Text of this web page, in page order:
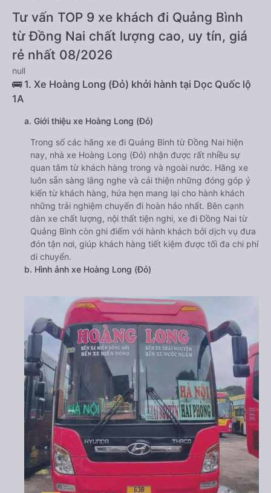
Tư vấn TOP 9 xe khách đi Quảng Bình
từ Đồng Nai chất lượng cao, uy tín, giá
rẻ nhất 08/2026
null
🚌 1. Xe Hoàng Long (Đỏ) khởi hành tại Dọc Quốc lộ
1A
a. Giới thiệu xe Hoàng Long (Đỏ)
Trong số các hãng xe đi Quảng Bình từ Đồng Nai hiện
nay, nhà xe Hoàng Long (Đỏ) nhận được rất nhiều sự
quan tâm từ khách hàng trong và ngoài nước. Hãng xe
luôn sẵn sàng lắng nghe và cải thiện những đóng góp ý
kiến từ khách hàng, hứa hẹn mang lại cho hành khách
những trải nghiệm chuyến đi hoàn hảo nhất. Bên cạnh
dàn xe chất lượng, nội thất tiện nghi, xe đi Đồng Nai từ
Quảng Bình còn ghi điểm với hành khách bởi dịch vụ đưa
đón tận nơi, giúp khách hàng tiết kiệm được tối đa chi phí
di chuyển.
b. Hình ảnh xe Hoàng Long (Đỏ)